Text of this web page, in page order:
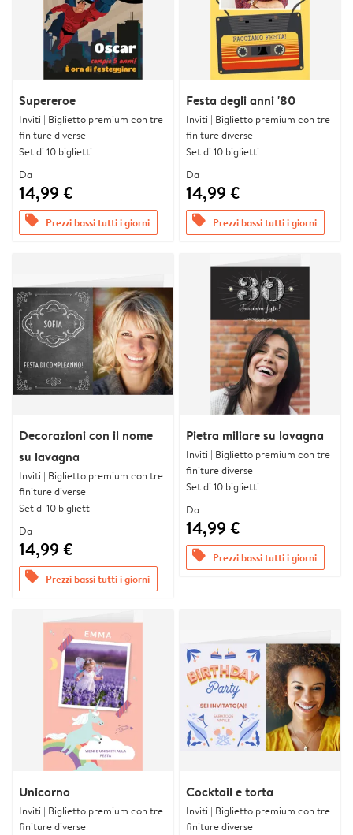
Supereroe
Inviti | Biglietto premium con tre
finiture diverse
Set di 10 biglietti
Da
14,99 €
offers Prezzi bassi tutti i giorni
Festa degli anni '80
Inviti | Biglietto premium con tre
finiture diverse
Set di 10 biglietti
Da
14,99 €
offers Prezzi bassi tutti i giorni
Decorazioni con il nome
su lavagna
Inviti | Biglietto premium con tre
finiture diverse
Set di 10 biglietti
Da
14,99 €
offers Prezzi bassi tutti i giorni
Pietra miliare su lavagna
Inviti | Biglietto premium con tre
finiture diverse
Set di 10 biglietti
Da
14,99 €
offers Prezzi bassi tutti i giorni
Unicorno
Inviti | Biglietto premium con tre
finiture diverse
Cocktail e torta
Inviti | Biglietto premium con tre
finiture diverse